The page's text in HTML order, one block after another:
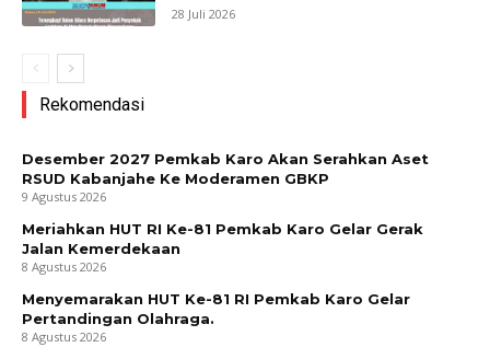
28 Juli 2026
Rekomendasi
Desember 2027 Pemkab Karo Akan Serahkan Aset
RSUD Kabanjahe Ke Moderamen GBKP
9 Agustus 2026
Meriahkan HUT RI Ke-81 Pemkab Karo Gelar Gerak
Jalan Kemerdekaan
8 Agustus 2026
Menyemarakan HUT Ke-81 RI Pemkab Karo Gelar
Pertandingan Olahraga.
8 Agustus 2026